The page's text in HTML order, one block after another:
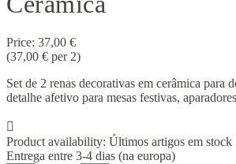
Price: 37,00 €
(37,00 € per 2)
Set de 2 renas decorativas em cerâmica para
detalhe afetivo para mesas festivas,

Product availability: Últimos artigos em stock
Entrega entre 3-4 dias (na europa)